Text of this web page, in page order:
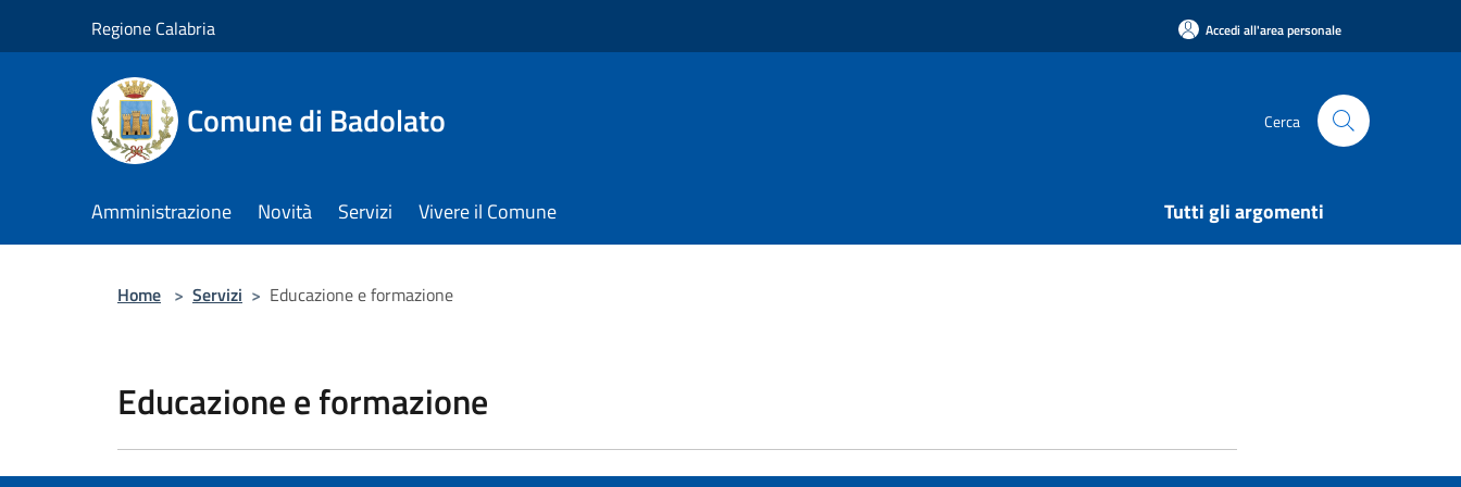
Regione Calabria Accedi all'area personale
Comune di Badolato Cerca
Amministrazione Novità Servizi Vivere il Comune Tutti gli argomenti
Home > Servizi > Educazione e formazione
Educazione e formazione